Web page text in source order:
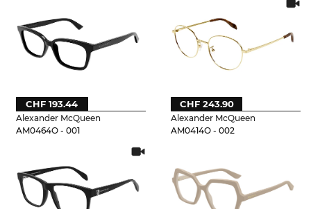
Alexander McQueen
AM0464O - 001
CHF 193.44
Alexander McQueen
AM0414O - 002
CHF 243.90